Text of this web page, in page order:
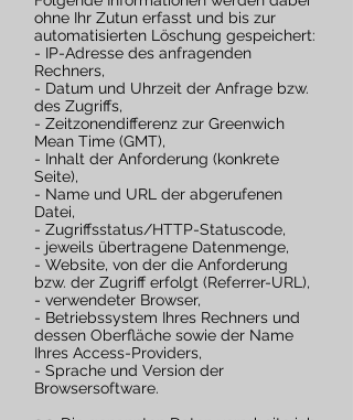
ohne Ihr Zutun erfasst und bis zur
automatisierten Löschung gespeichert:
- IP-Adresse des anfragenden
Rechners,
- Datum und Uhrzeit der Anfrage bzw.
des Zugriffs,
- Zeitzonendifferenz zur Greenwich
Mean Time (GMT),
- Inhalt der Anforderung (konkrete
Seite),
- Name und URL der abgerufenen
Datei,
- Zugriffsstatus/HTTP-Statuscode,
- jeweils übertragene Datenmenge,
- Website, von der die Anforderung
bzw. der Zugriff erfolgt (Referrer-URL),
- verwendeter Browser,
- Betriebssystem Ihres Rechners und
dessen Oberfläche sowie der Name
Ihres Access-Providers,
- Sprache und Version der
Browsersoftware.